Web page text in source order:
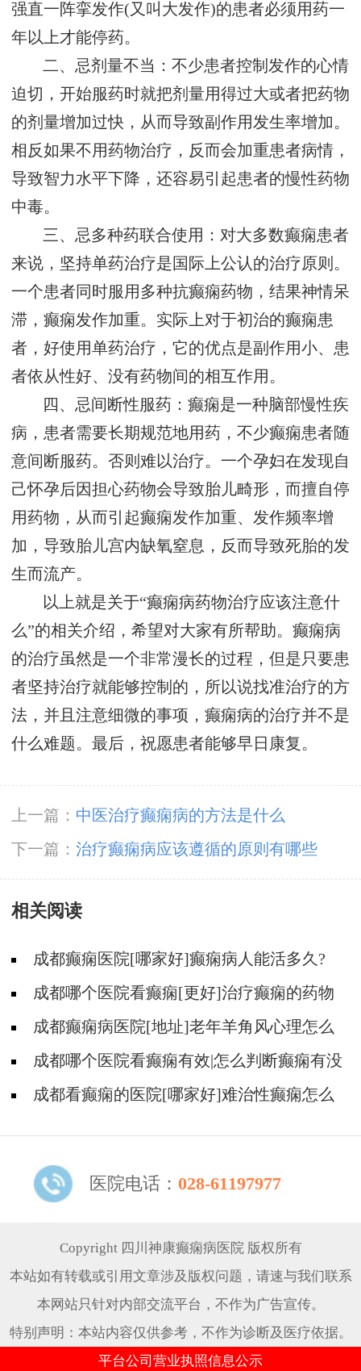
强直一阵挛发作(又叫大发作)的患者必须用药一
年以上才能停药。
二、忌剂量不当：不少患者控制发作的心情
迫切，开始服药时就把剂量用得过大或者把药物
的剂量增加过快，从而导致副作用发生率增加。
相反如果不用药物治疗，反而会加重患者病情，
导致智力水平下降，还容易引起患者的慢性药物
中毒。
三、忌多种药联合使用：对大多数癫痫患者
来说，坚持单药治疗是国际上公认的治疗原则。
一个患者同时服用多种抗癫痫药物，结果神情呆
滞，癫痫发作加重。实际上对于初治的癫痫患
者，好使用单药治疗，它的优点是副作用小、患
者依从性好、没有药物间的相互作用。
四、忌间断性服药：癫痫是一种脑部慢性疾
病，患者需要长期规范地用药，不少癫痫患者随
意间断服药。否则难以治疗。一个孕妇在发现自
己怀孕后因担心药物会导致胎儿畸形，而擅自停
用药物，从而引起癫痫发作加重、发作频率增
加，导致胎儿宫内缺氧窒息，反而导致死胎的发
生而流产。
以上就是关于“癫痫病药物治疗应该注意什
么”的相关介绍，希望对大家有所帮助。癫痫病
的治疗虽然是一个非常漫长的过程，但是只要患
者坚持治疗就能够控制的，所以说找准治疗的方
法，并且注意细微的事项，癫痫病的治疗并不是
什么难题。最后，祝愿患者能够早日康复。
上一篇： 中医治疗癫痫病的方法是什么
下一篇： 治疗癫痫病应该遵循的原则有哪些
相关阅读
成都癫痫医院[哪家好]癫痫病人能活多久?
成都哪个医院看癫痫[更好]治疗癫痫的药物
不良反应是什么?
成都癫痫病医院[地址]老年羊角风心理怎么
调整?成都哪个医院看癫痫有效|怎么判断癫痫有没
有发作?
成都看癫痫的医院[哪家好]难治性癫痫怎么
医院电话： 028-61197977
Copyright 四川神康癫痫病医院 版权所有
本站如有转载或引用文章涉及版权问题，请速与我们联系
本网站只针对内部交流平台，不作为广告宣传。
特别声明：本站内容仅供参考，不作为诊断及医疗依据。
平台公司营业执照信息公示